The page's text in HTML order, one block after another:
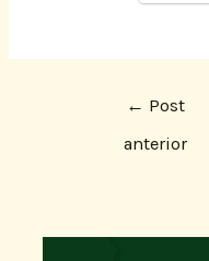
← Post
anterior